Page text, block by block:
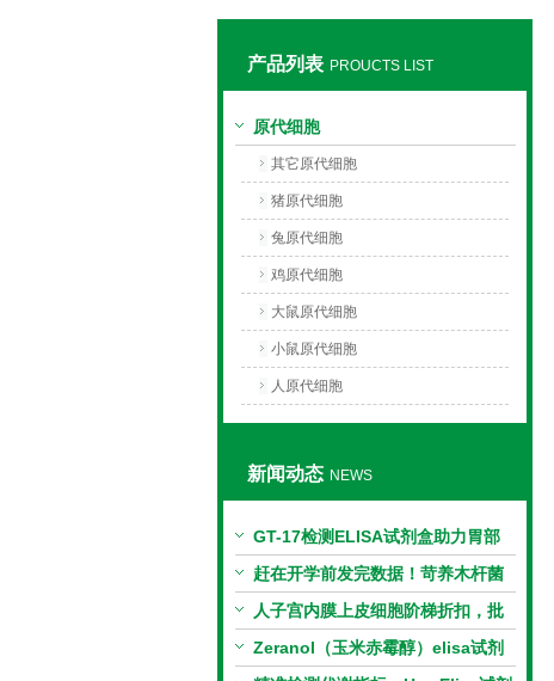
产品列表 PROUCTS LIST
原代细胞
其它原代细胞
猪原代细胞
兔原代细胞
鸡原代细胞
大鼠原代细胞
小鼠原代细胞
人原代细胞
新闻动态 NEWS
GT-17检测ELISA试剂盒助力胃部
相关指标样本定量研究
赶在开学前发完数据！苛养木杆菌
PCR检测试剂盒暑假优惠开启
人子宫内膜上皮细胞阶梯折扣，批
量更划算
Zeranol（玉米赤霉醇）elisa试剂